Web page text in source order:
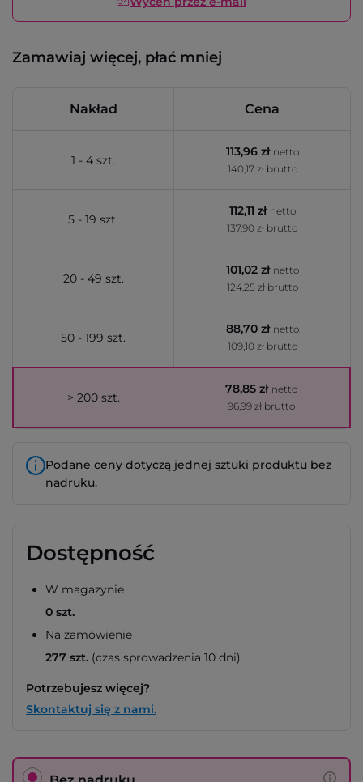
Zamawiaj więcej, płać mniej
Nakład Cena
1 - 4 szt.
113,96 zł netto
140,17 zł brutto
5 - 19 szt.
112,11 zł netto
137,90 zł brutto
20 - 49 szt.
101,02 zł netto
124,25 zł brutto
50 - 199 szt.
88,70 zł netto
109,10 zł brutto
> 200 szt.
78,85 zł netto
96,99 zł brutto
Podane ceny dotyczą jednej sztuki produktu bez
nadruku.
Dostępność
W magazynie
0 szt.
Na zamówienie
277 szt. (czas sprowadzenia 10 dni)
Potrzebujesz więcej?
Skontaktuj się z nami.